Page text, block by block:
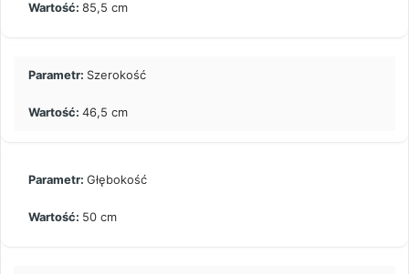
85,5 cm
Szerokość
46,5 cm
Głębokość
50 cm